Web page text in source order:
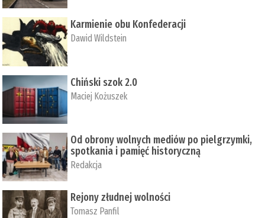
Karmienie obu Konfederacji
Dawid Wildstein
Chiński szok 2.0
Maciej Kożuszek
Od obrony wolnych mediów po pielgrzymki,
spotkania i pamięć historyczną
Redakcja
Rejony złudnej wolności
Tomasz Panfil